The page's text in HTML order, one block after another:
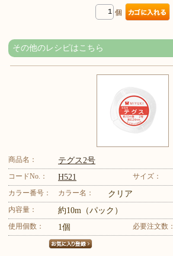
個
その他のレシピはこちら
商品名： テグス2号
コードNo.： H521 サイズ：
カラー番号： カラー名： クリア
内容量： 約10m（パック）
使用個数： 1個 必要注文数：